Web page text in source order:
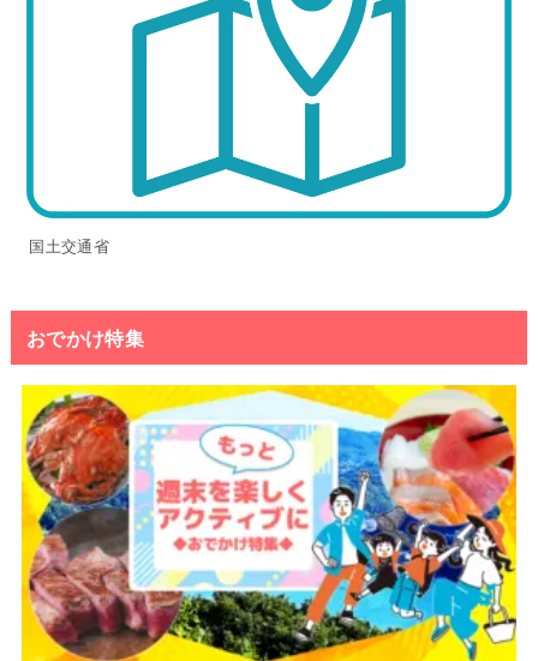
国土交通省
おでかけ特集